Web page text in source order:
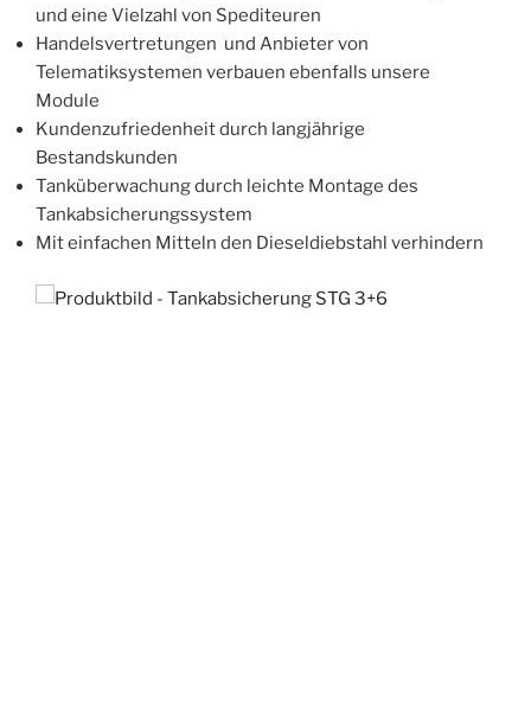
und eine Vielzahl von Spediteuren
Handelsvertretungen und Anbieter von
Telematiksystemen verbauen ebenfalls unsere
Module
Kundenzufriedenheit durch langjährige
Bestandskunden
Tanküberwachung durch leichte Montage des
Tankabsicherungssystem
Mit einfachen Mitteln den Dieseldiebstahl verhindern